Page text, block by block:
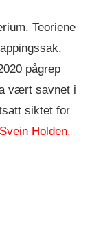
Teoriene
pågrep
vært savnet i
siktet for
Holden,